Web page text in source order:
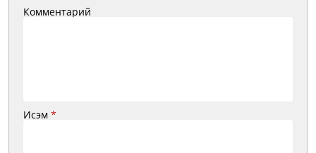
Комментарий
Исэм *